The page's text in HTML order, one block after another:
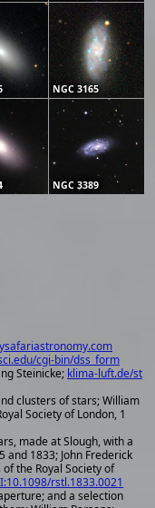
NGC 3165
NGC 3389
cgi-bin/dss_form
Steinicke; klima-luft.de/st
clusters of stars; William
Society of London, 1
made at Slough, with a
1833; John Frederick
the Royal Society of
rstl.1833.0021
and a selection